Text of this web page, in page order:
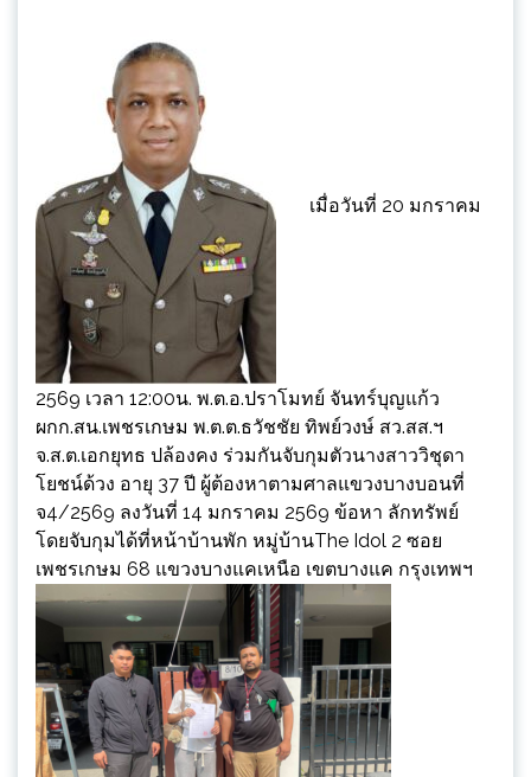
เมื่อวันที่ 20 มกราคม
2569 เวลา 12:00น. พ.ต.อ.ปราโมทย์ จันทร์บุญแก้ว
ผกก.สน.เพชรเกษม พ.ต.ต.ธวัชชัย ทิพย์วงษ์ สว.สส.ฯ
จ.ส.ต.เอกยุทธ ปล้องคง ร่วมกันจับกุมตัวนางสาววิชุดา
โยชน์ด้วง อายุ 37 ปี ผู้ต้องหาตามศาลแขวงบางบอนที่
จ4/2569 ลงวันที่ 14 มกราคม 2569 ข้อหา ลักทรัพย์
โดยจับกุมได้ที่หน้าบ้านพัก หมู่บ้านThe Idol 2 ซอย
เพชรเกษม 68 แขวงบางแคเหนือ เขตบางแค กรุงเทพฯ